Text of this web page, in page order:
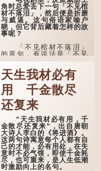
角时总爱丢下一句「不见棺
材不落泪」，然后便是折磨
与威逼。这句俗语家喻户
晓，但它背后藏着怎样的故
事呢？
「不见棺材不落泪」
的原句，有说法是「不见
棺材不下泪」或「不见亲
棺不下泪」，出自明朝兰
陵笑笑生所著的《金瓶梅
词话》第九十八回。原意
是指人未亲眼见到亲人棺
木，便不会真正感到悲
伤；后来引申为比喻人执迷
不悟，不到彻底失败，便不
肯罢休。
许多人对这上半句耳熟
能详，但它其实还有下半句
——「不到黄河心不死」...
天生我材必有
用 千金散尽
还复来
"天生我材必有用，千
金散尽还复来"，出自唐朝
大诗人李白的《将进酒》。
这两句诗寓意每个人都有自
己的才能，必有用处，在失
意时不必气馁，即使千金耗
尽，也可重来，是人生低潮
时激励向上的名句。